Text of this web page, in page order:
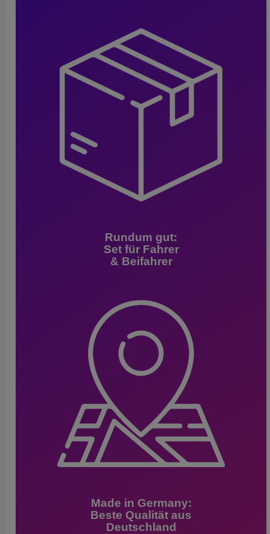
Rundum gut:
Set für Fahrer
& Beifahrer
Made in Germany:
Beste Qualität aus
Deutschland